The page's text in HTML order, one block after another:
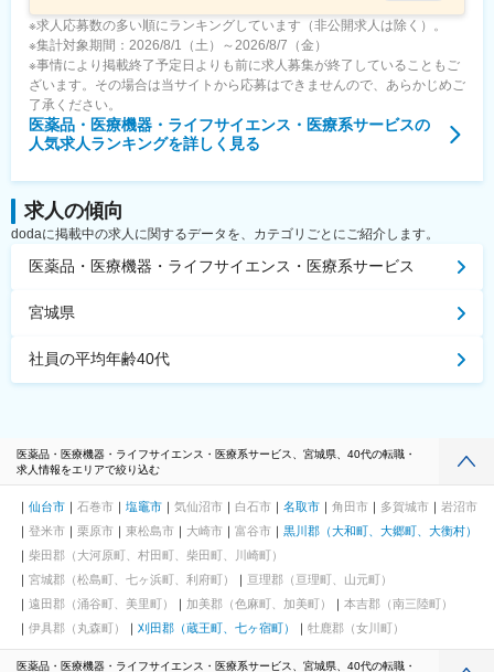
※求人応募数の多い順にランキングしています（非公開求人は除く）。
※集計対象期間：2026/8/1（土）～2026/8/7（金）
※事情により掲載終了予定日よりも前に求人募集が終了していることもご
ざいます。その場合は当サイトから応募はできませんので、あらかじめご
了承ください。
医薬品・医療機器・ライフサイエンス・医療系サービスの
人気求人ランキングを詳しく見る
求人の傾向
dodaに掲載中の求人に関するデータを、カテゴリごとにご紹介します。
医薬品・医療機器・ライフサイエンス・医療系サービス
宮城県
社員の平均年齢40代
医薬品・医療機器・ライフサイエンス・医療系サービス、宮城県、40代の転職・
求人情報をエリアで絞り込む
仙台市 石巻市 塩竈市 気仙沼市 白石市 名取市 角田市 多賀城市
岩沼市
登米市
栗原市 東松島市 大崎市 富谷市
黒川郡（大和町、大郷町、大衡村）
柴田郡（大河原町、村田町、柴田町、川崎町）
宮城郡（松島町、七ヶ浜町、利府町）
亘理郡（亘理町、山元町）
遠田郡（涌谷町、美里町）
加美郡（色麻町、加美町）
本吉郡（南三陸町）
伊具郡（丸森町）
刈田郡（蔵王町、七ヶ宿町） 牡鹿郡（女川町）
医薬品・医療機器・ライフサイエンス・医療系サービス、宮城県、40代の転職・